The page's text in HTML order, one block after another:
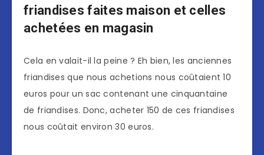
friandises faites maison et celles
achetées en magasin
Cela en valait-il la peine ? Eh bien, les anciennes
friandises que nous achetions nous coûtaient 10
euros pour un sac contenant une cinquantaine
de friandises. Donc, acheter 150 de ces friandises
nous coûtait environ 30 euros.